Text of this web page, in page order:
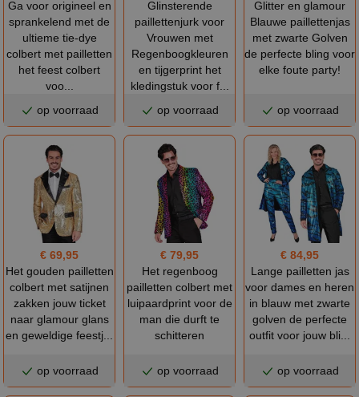
Ga voor origineel en
sprankelend met de
ultieme tie-dye
colbert met pailletten
het feest colbert
voo...
op voorraad
Glinsterende
paillettenjurk voor
Vrouwen met
Regenboogkleuren
en tijgerprint het
kledingstuk voor f...
op voorraad
Glitter en glamour
Blauwe paillettenjas
met zwarte Golven
de perfecte bling voor
elke foute party!
op voorraad
€ 69,95
Het gouden pailletten
colbert met satijnen
zakken jouw ticket
naar glamour glans
en geweldige feestj...
op voorraad
€ 79,95
Het regenboog
pailletten colbert met
luipaardprint voor de
man die durft te
schitteren
op voorraad
€ 84,95
Lange pailletten jas
voor dames en heren
in blauw met zwarte
golven de perfecte
outfit voor jouw bli...
op voorraad